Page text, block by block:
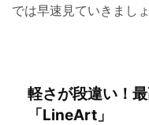
では早速見ていきまし
軽さが段違い！
「LineArt」